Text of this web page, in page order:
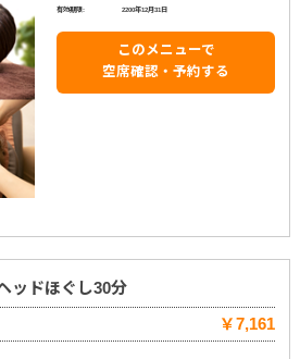
有効期限: 2200年12月31日
このメニューで
空席確認・予約する
ッドほぐし30分
￥7,161